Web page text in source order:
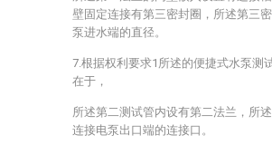
壁固定连接有第三密封圈，所述第三
泵进水端的直径。
7.根据权利要求1所述的便捷式水泵测
在于，
所述第二测试管内设有第二法兰，所
连接电泵出口端的连接口。